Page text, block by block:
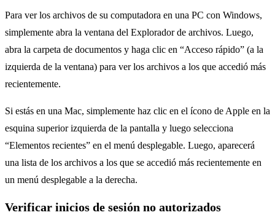
Para ver los archivos de su computadora en una PC con Windows,
simplemente abra la ventana del Explorador de archivos. Luego,
abra la carpeta de documentos y haga clic en “Acceso rápido” (a la
izquierda de la ventana) para ver los archivos a los que accedió más
recientemente.
Si estás en una Mac, simplemente haz clic en el ícono de Apple en la
esquina superior izquierda de la pantalla y luego selecciona
“Elementos recientes” en el menú desplegable. Luego, aparecerá
una lista de los archivos a los que se accedió más recientemente en
un menú desplegable a la derecha.
Verificar inicios de sesión no autorizados